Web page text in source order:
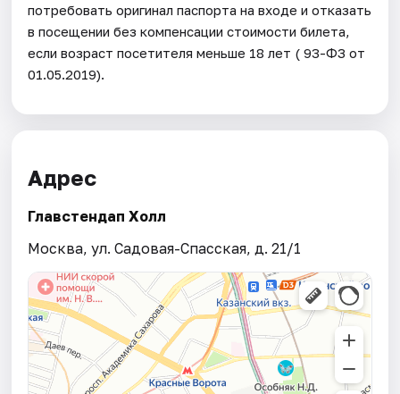
потребовать оригинал паспорта на входе и отказать
в посещении без компенсации стоимости билета,
если возраст посетителя меньше 18 лет ( 93-ФЗ от
01.05.2019).
Адрес
Главстендап Холл
Москва, ул. Садовая-Спасская, д. 21/1